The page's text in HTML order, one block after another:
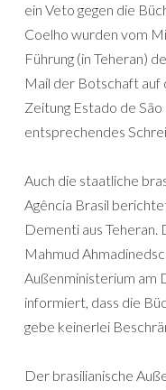
ein Veto gegen die
Coelho wurden vom
Führung (in Teheran)
Mail der Botschaft auf
Zeitung Estado de
entsprechendes
Auch die staatliche
Agência Brasil
Dementi aus Teheran.
Mahmud
Außenministerium am
informiert, dass die
gebe keinerlei
Der brasilianische